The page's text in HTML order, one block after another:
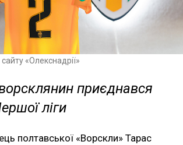
«Олекснадрії»
приєднався
ліги
полтавської «Ворскли» Тарас